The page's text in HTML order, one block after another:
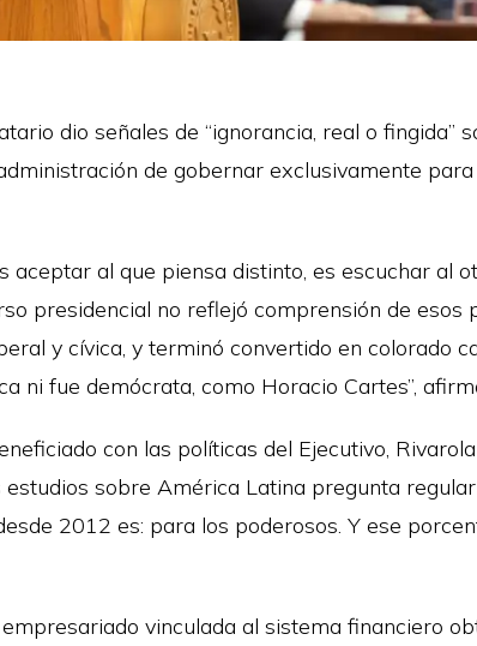
dio señales de “ignorancia, real o fingida”
de gobernar exclusivamente
aceptar al que piensa distinto, es escuchar al
presidencial no reflejó comprensión de esos
y cívica, y terminó convertido en colorado
ni fue demócrata, como Horacio Cartes”,
con las políticas del Ejecutivo,
sobre América Latina pregunta
2012 es: para los poderosos. Y ese
vinculada al sistema financiero